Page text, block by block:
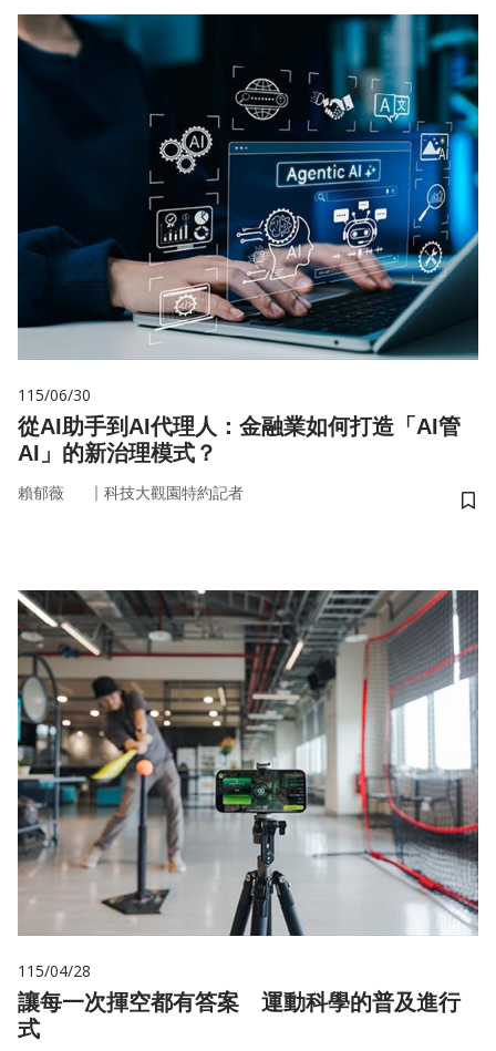
115/06/30
從AI助手到AI代理人：金融業如何打造「AI管
AI」的新治理模式？
賴郁薇 ｜ 科技大觀園特約記者
儲
115/04/28
讓每一次揮空都有答案 運動科學的普及進行
式